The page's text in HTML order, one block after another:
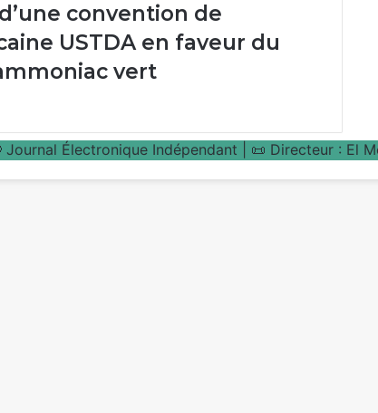
convention de
USTDA en faveur du
vert
Électronique Indépendant | 📜 Directeur : El